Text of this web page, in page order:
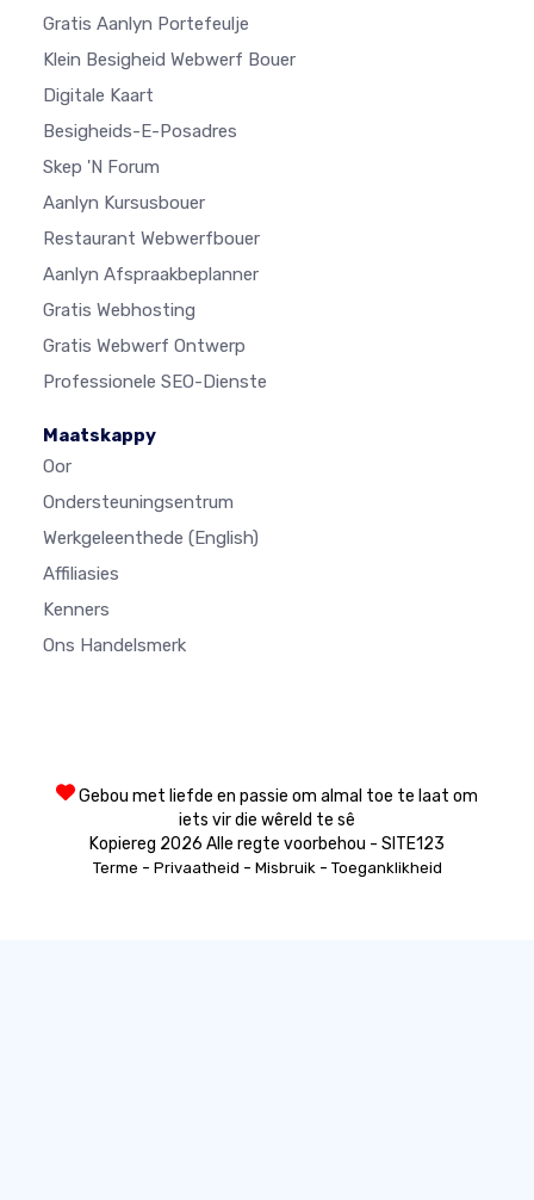
Gratis Aanlyn Portefeulje
Klein Besigheid Webwerf Bouer
Digitale Kaart
Besigheids-E-Posadres
Skep 'n Forum
Aanlyn Kursusbouer
Restaurant Webwerfbouer
Aanlyn Afspraakbeplanner
Gratis Webhosting
Gratis Webwerf Ontwerp
Professionele SEO-Dienste
Maatskappy
Oor
Ondersteuningsentrum
Werkgeleenthede (English)
Affiliasies
Kenners
Ons Handelsmerk
Gebou met liefde en passie om almal toe te laat om
iets vir die wêreld te sê
Kopiereg 2026 Alle regte voorbehou - SITE123
Terme - Privaatheid - Misbruik- Toeganklikheid